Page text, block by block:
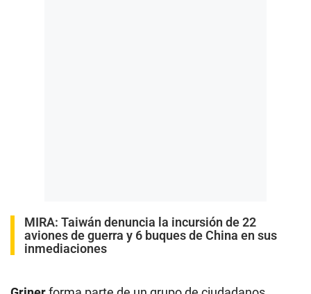
MIRA: Taiwán denuncia la incursión de 22
aviones de guerra y 6 buques de China en sus
inmediaciones